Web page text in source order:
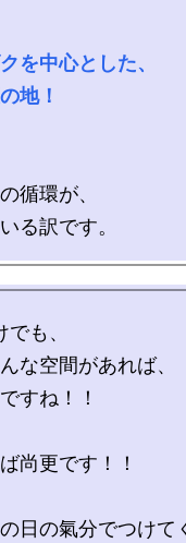
を中心とした、
地！
循環が、
も、
な空間があれば、
すね！！
尚更です！！
日の氣分でつけて